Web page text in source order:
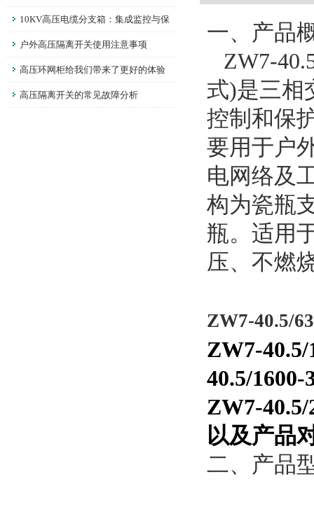
10KV高压电缆分支箱：集成监控与保
护，提升电网运行可靠性
户外高压隔离开关使用注意事项
高压环网柜给我们带来了更好的体验
高压隔离开关的常见故障分析
一、产品
ZW7-
式)是三相
控制和保
要用于户
电网络及
构为瓷瓶
瓶。适用
压、不燃
ZW7-40.5/
ZW7-40.5/
40.5/1600-
ZW7-40.5/
以及产品
二、产品